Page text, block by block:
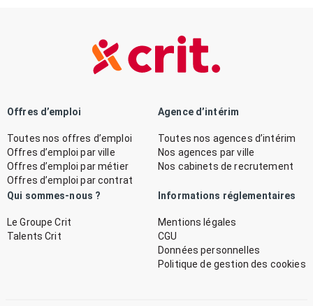
Offres d’emploi
Toutes nos offres d’emploi
Offres d’emploi par ville
Offres d’emploi par métier
Offres d’emploi par contrat
Agence d’intérim
Toutes nos agences d’intérim
Nos agences par ville
Nos cabinets de recrutement
Qui sommes-nous ?
Le Groupe Crit
Talents Crit
Informations réglementaires
Mentions légales
CGU
Données personnelles
Politique de gestion des cookies